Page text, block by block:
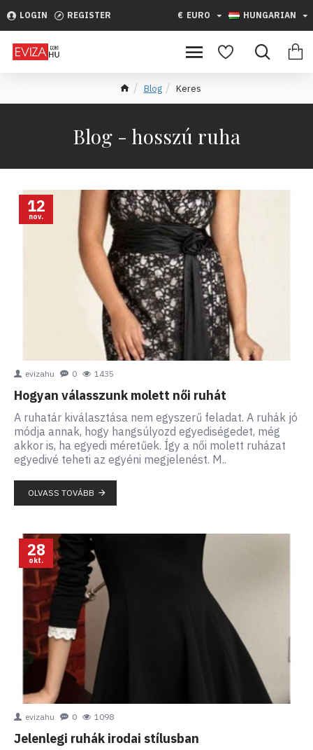
LOGIN REGISTER € EURO HUNGARIAN
Blog Keres
Blog - hosszú ruha
12
nov.
evizahu 0 1435
Hogyan válasszunk molett női ruhát
A ruhatár kiválasztása nem egyszerű feladat. A ruhák jó
módja annak, hogy hangsúlyozd egyediségedet, még
akkor is, ha egyedi méretűek. Így a női molett ruházat
egyedivé teheti az egyéni megjelenést. M..
OLVASS TOVÁBB
28
okt.
evizahu 0 1098
Jelenlegi ruhák irodai stílusban